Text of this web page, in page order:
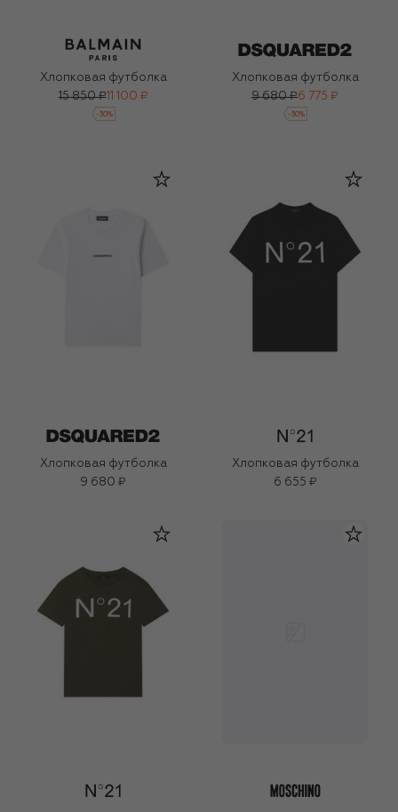
Хлопковая футболка
15 850 ₽11 100 ₽
-30%
Хлопковая футболка
9 680 ₽6 775 ₽
-30%
Хлопковая футболка
9 680 ₽
Хлопковая футболка
6 655 ₽